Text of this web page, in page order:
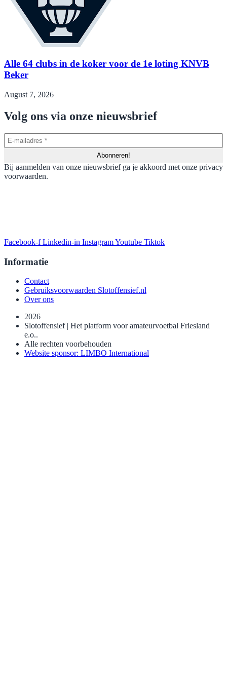
Alle 64 clubs in de koker voor de 1e loting KNVB
Beker
August 7, 2026
Volg ons via onze nieuwsbrief
Bij aanmelden van onze nieuwsbrief ga je akkoord met onze privacy
voorwaarden.
Facebook-f Linkedin-in InstagramYoutube Tiktok
Informatie
Contact
Gebruiksvoorwaarden Slotoffensief.nl
Over ons
2026
Slotoffensief | Het platform voor amateurvoetbal Friesland
e.o..
Alle rechten voorbehouden
Website sponsor: LIMBO International